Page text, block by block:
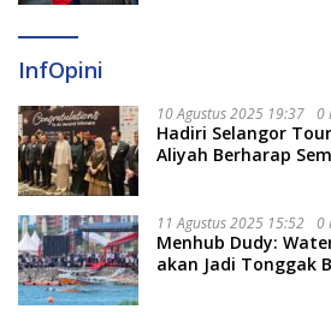
InfOpini
10 Agustus 2025 19:37 0
Hadiri Selangor
Aliyah Berharap
11 Agustus 2025 15:52 0
Menhub Dudy:
akan Jadi Tonggak